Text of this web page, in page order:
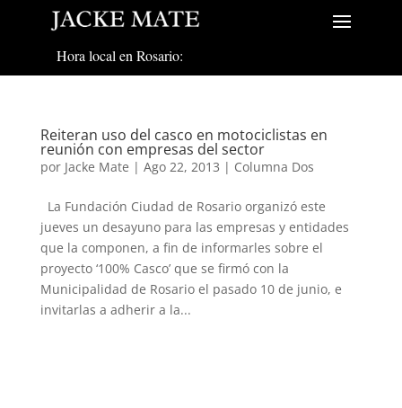
Hora local en Rosario:
Reiteran uso del casco en motociclistas en
reunión con empresas del sector
por Jacke Mate | Ago 22, 2013 | Columna Dos
La Fundación Ciudad de Rosario organizó este
jueves un desayuno para las empresas y entidades
que la componen, a fin de informarles sobre el
proyecto ‘100% Casco’ que se firmó con la
Municipalidad de Rosario el pasado 10 de junio, e
invitarlas a adherir a la...